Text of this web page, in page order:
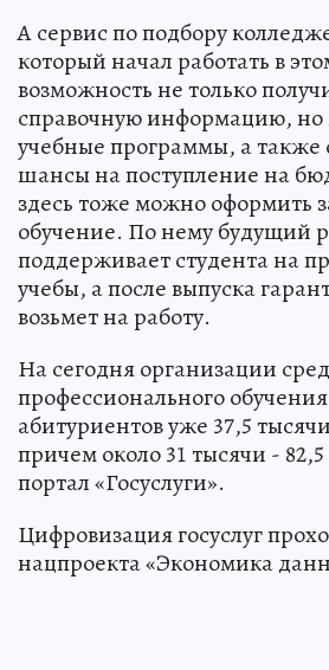
А сервис по подбору
который начал работать в
возможность не только
справочную информацию, но
учебные программы, а также
шансы на поступление на
здесь тоже можно оформить
обучение. По нему будущий
поддерживает студента на
учебы, а после выпуска
возьмет на работу.
На сегодня организации
профессионального
абитуриентов уже 37,5
причем около 31 тысячи -
портал «Госуслуги».
Цифровизация госуслуг
нацпроекта «Экономика